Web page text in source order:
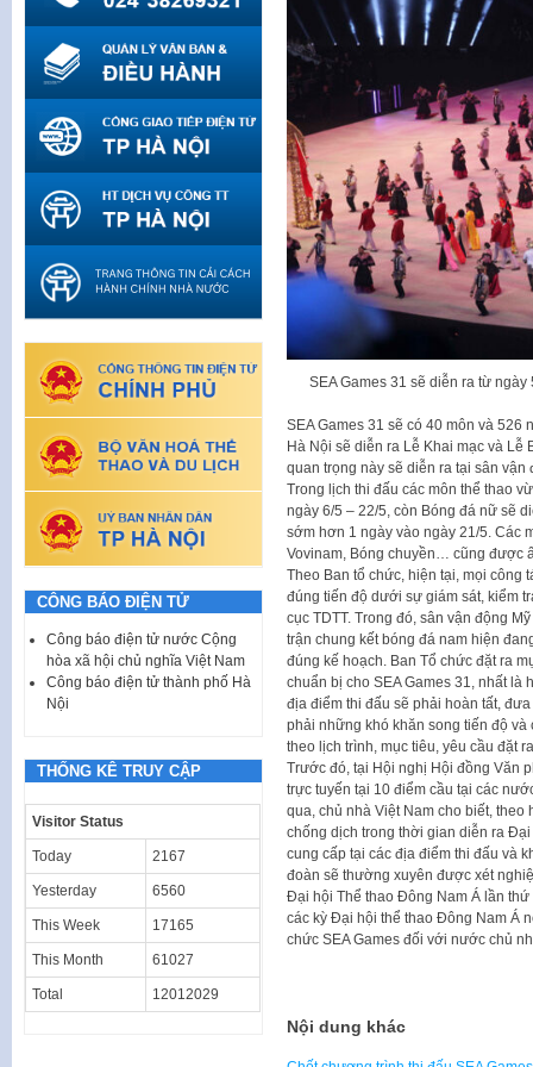
SEA Games 31 sẽ diễn ra từ
SEA Games 31 sẽ có 40 môn và
Hà Nội sẽ diễn ra Lễ Khai mạc và Lễ
quan trọng này sẽ diễn ra tại sân
Trong lịch thi đấu các môn thể thao
ngày 6/5 – 22/5, còn Bóng đá nữ sẽ
sớm hơn 1 ngày vào ngày 21/5. Các
Vovinam, Bóng chuyền… cũng được
Theo Ban tổ chức, hiện tại, mọi công
đúng tiến độ dưới sự giám sát, kiểm
cục TDTT. Trong đó, sân vận động
trận chung kết bóng đá nam hiện
đúng kế hoạch. Ban Tổ chức đặt ra
chuẩn bị cho SEA Games 31, nhất là
địa điểm thi đấu sẽ phải hoàn tất,
phải những khó khăn song tiến độ
theo lịch trình, mục tiêu, yêu cầu đặt
Trước đó, tại Hội nghị Hội đồng Văn
trực tuyến tại 10 điểm cầu tại các
qua, chủ nhà Việt Nam cho biết,
chống dịch trong thời gian diễn ra
cung cấp tại các địa điểm thi đấu và
đoàn sẽ thường xuyên được xét
Đại hội Thể thao Đông Nam Á lần thứ
các kỳ Đại hội thể thao Đông Nam Á
chức SEA Games đối với nước chủ
Nội dung khác
CÔNG BÁO ĐIỆN TỬ
Công báo điện tử nước Cộng
hòa xã hội chủ nghĩa Việt Nam
Công báo điện tử thành phố Hà
Nội
THỐNG KÊ TRUY CẬP
Visitor Status
Today 2167
Yesterday 6560
This Week 17165
This Month 61027
Total 12012029